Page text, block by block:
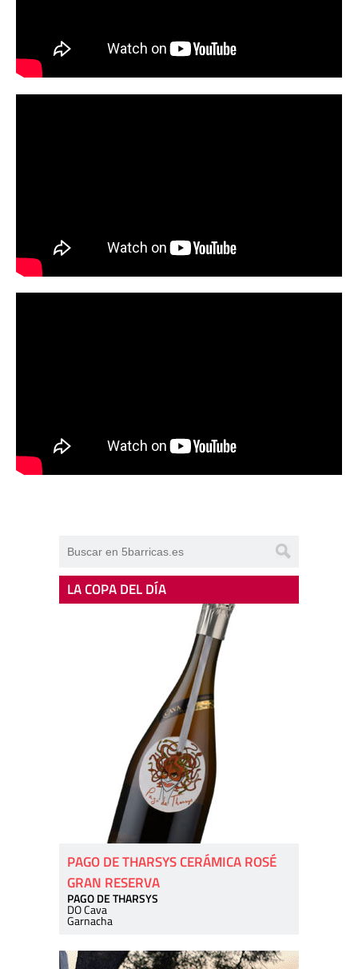
LA COPA DEL DÍA
PAGO DE THARSYS CERÁMICA ROSÉ
GRAN RESERVA
PAGO DE THARSYS
DO Cava
Garnacha